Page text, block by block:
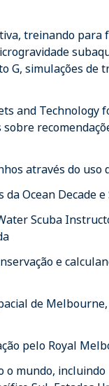
treinando
G, simulações de
and
através do uso
Ocean Decade e
Scuba
e
de
pelo Royal
mundo, incluindo